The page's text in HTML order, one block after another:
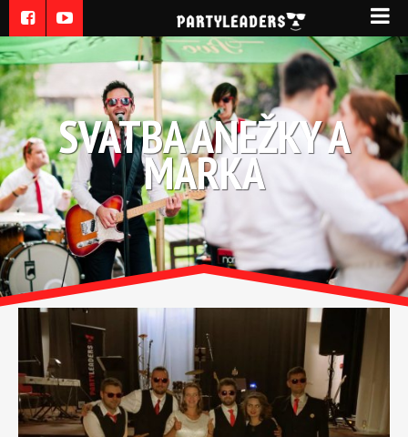
SVATBA ANEŽKY A
MARKA